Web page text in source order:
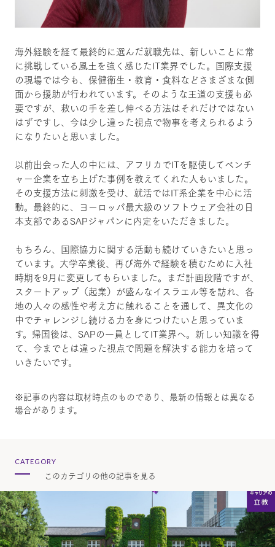
海外経験を経て最終的に選んだ就職先は、新しいことに常
に挑戦している風土を強く感じたIT業界でした。国際支援
の現場では今も、保健衛生・教育・食料などさまざまな側
面から援助が行われています。そのような王道の支援も必
要ですが、救いの手を差し伸べる方法はそれだけではない
はずですし、今は少し違った視点で物事を考えられるよう
になりたいと思いました。
以前出会った人の中には、アフリカでITを駆使してベンチ
ャー企業を立ち上げた事例を教えてくれた人もいました。
その支援方法に刺激を受け、就活ではIT系企業を中心に活
動。最終的に、ヨーロッパ最大級のソフトウェア会社の日
本支部であるSAPジャパンに内定をいただきました。
もちろん、国際協力に関する活動も続けていきたいと思っ
ています。大学卒業後、再び海外で経験を積むために入社
時期を9月に変更してもらいました。まだ計画段階ですが、
スタートアップ（起業）が盛んなイスラエル等を訪れ、各
地の人々の感性や考え方に触れることを通して、異文化の
中でチャレンジし続ける力を身につけたいと思っていま
す。帰国後は、SAPの一員としてIT業界へ。新しい知識を得
て、今までとは違った視点で問題を解決する能力を培って
いきたいです。
※記事の内容は取材時点のものであり、最新の情報とは異なる
場合があります。
CATEGORY
このカテゴリの他の記事を見る